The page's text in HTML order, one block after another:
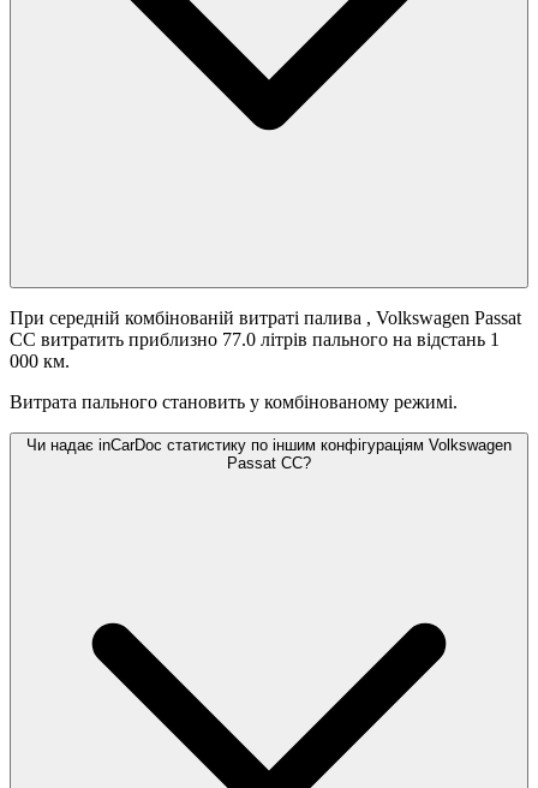
При середній комбінованій витраті палива , Volkswagen Passat
CC витратить приблизно 77.0 літрів пального на відстань 1
000 км.
Витрата пального становить у комбінованому режимі.
Чи надає inCarDoc статистику по іншим конфігураціям Volkswagen
Passat CC?